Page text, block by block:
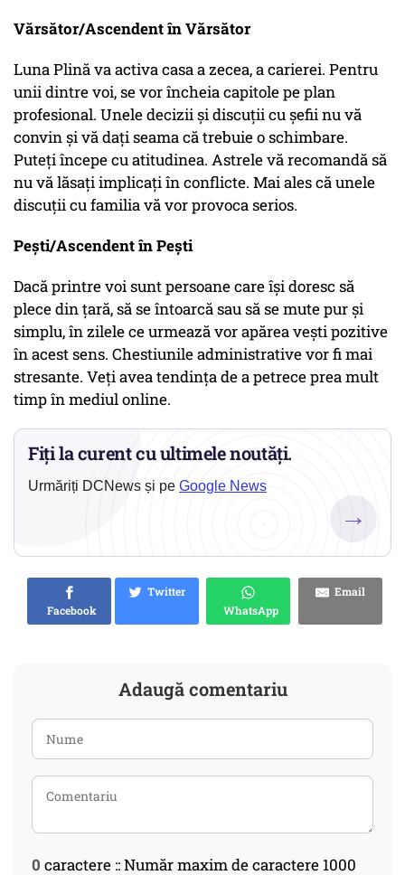
Vărsător/Ascendent în Vărsător
Luna Plină va activa casa a zecea, a carierei. Pentru
unii dintre voi, se vor încheia capitole pe plan
profesional. Unele decizii și discuții cu șefii nu vă
convin și vă dați seama că trebuie o schimbare.
Puteți începe cu atitudinea. Astrele vă recomandă să
nu vă lăsați implicați în conflicte. Mai ales că unele
discuții cu familia vă vor provoca serios.
Pești/Ascendent în Pești
Dacă printre voi sunt persoane care își doresc să
plece din țară, să se întoarcă sau să se mute pur și
simplu, în zilele ce urmează vor apărea vești pozitive
în acest sens. Chestiunile administrative vor fi mai
stresante. Veți avea tendința de a petrece prea mult
timp în mediul online.
Fiți la curent cu ultimele noutăți.
Urmăriți DCNews și pe Google News
→
Facebook
Twitter
WhatsApp
Email
Adaugă comentariu
0 caractere :: Număr maxim de caractere 1000